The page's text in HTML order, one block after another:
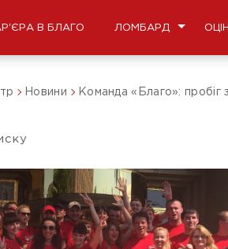
В БЛАГО ЛОМБАРД
Новини Команда «Благо»: пробіг